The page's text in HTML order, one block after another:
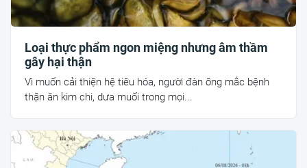
Loại thực phẩm ngon miệng nhưng âm thầm
gây hại thận
Vì muốn cải thiện hệ tiêu hóa, người đàn ông mắc bệnh
thận ăn kim chi, dưa muối trong mọi...